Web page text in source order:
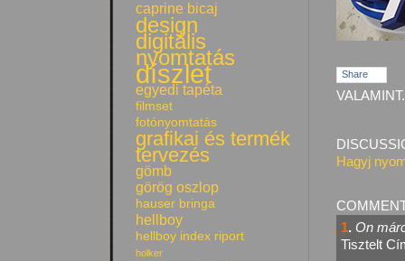
Share
Hagyj
1. On
Tisztelt
caprine bicaj
design
digitális
nyomtatás
díszlet
egyedi tapéta
filmset
fotónyomtatás
grafikai és termék
tervezés
gömb
görög oszlop
hauser bringa
hellboy
hellboy index riport
holker